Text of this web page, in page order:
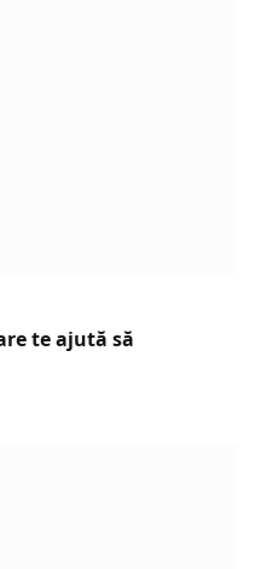
te ajută să